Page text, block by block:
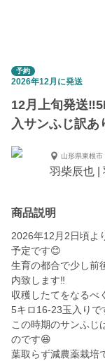
予約
2026年12月に発送
12月上旬発送
入サンふじ訳あ
山形県東根市
羽柴辰也 |
商品説明
2026年12月2日頃よ
予定です😊
生育の都合で少し前
内致します‼️
収穫したてをなるべ
5キロ16-23玉入りで
この時期のサンふじ
のです😆
葉取らず減農薬栽培